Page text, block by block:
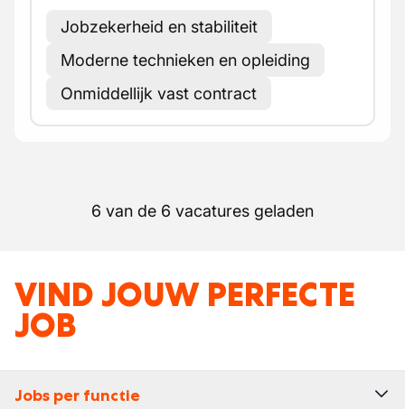
Jobzekerheid en stabiliteit
Moderne technieken en opleiding
Onmiddellijk vast contract
6 van de 6 vacatures geladen
VIND JOUW PERFECTE
JOB
Jobs per functie